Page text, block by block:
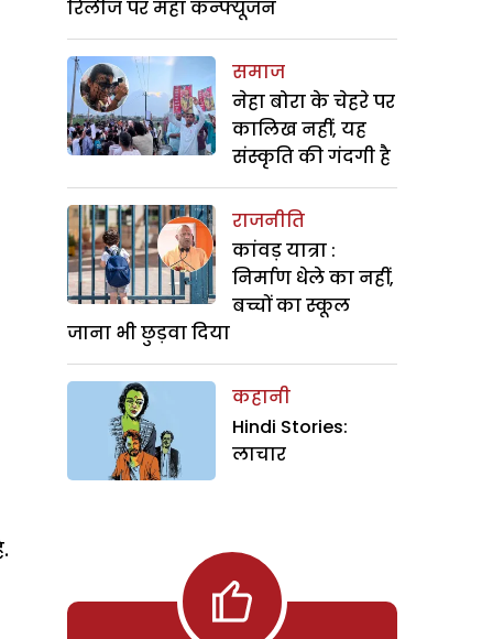
रिलीज पर महा कन्फ्यूजन
समाज
नेहा बोरा के चेहरे पर
कालिख नहीं, यह
संस्कृति की गंदगी है
राजनीति
कांवड़ यात्रा :
निर्माण धेले का नहीं,
बच्चों का स्कूल
जाना भी छुड़वा दिया
कहानी
Hindi Stories:
लाचार